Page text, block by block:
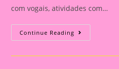
com vogais, atividades com…
Continue Reading ATIVIDADE
DE
LETRAS,